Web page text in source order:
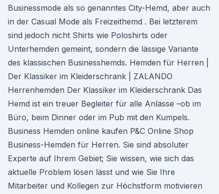
Businessmode als so genanntes City-Hemd, aber auch
in der Casual Mode als Freizeithemd . Bei letzterem
sind jedoch nicht Shirts wie Poloshirts oder
Unterhemden gemeint, sondern die lässige Variante
des klassischen Businesshemds. Hemden für Herren |
Der Klassiker im Kleiderschrank | ZALANDO
Herrenhemden Der Klassiker im Kleiderschrank Das
Hemd ist ein treuer Begleiter für alle Anlässe –ob im
Büro, beim Dinner oder im Pub mit den Kumpels.
Business Hemden online kaufen P&C Online Shop
Business-Hemden für Herren. Sie sind absoluter
Experte auf Ihrem Gebiet; Sie wissen, wie sich das
aktuelle Problem lösen lässt und wie Sie Ihre
Mitarbeiter und Kollegen zur Höchstform motivieren